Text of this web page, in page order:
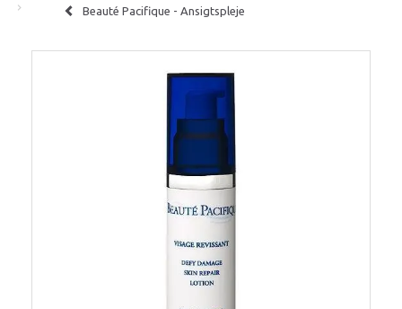
Beauté Pacifique - Ansigtspleje